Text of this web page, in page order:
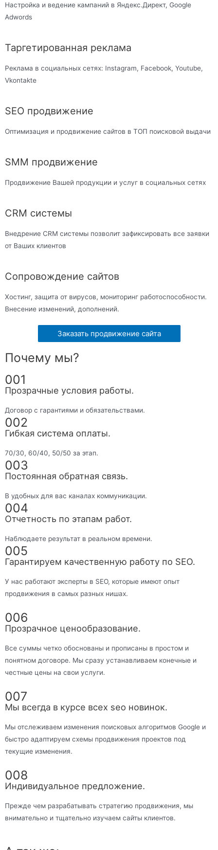
Настройка и ведение кампаний в Яндекс.Директ, Google
Adwords
Таргетированная реклама
Реклама в социальных сетях: Instagram, Facebook, Youtube,
Vkontakte
SEO продвижение
Оптимизация и продвижение сайтов в ТОП поисковой выдачи
SMM продвижение
Продвижение Вашей продукции и услуг в социальных сетях
CRM системы
Внедрение CRM системы позволит зафиксировать все заявки
от Ваших клиентов
Сопровождение сайтов
Хостинг, защита от вирусов, мониторинг работоспособности.
Внесение изменений, дополнений.
Заказать продвижение сайта
Почему мы?
001
Прозрачные условия работы.
Договор с гарантиями и обязательствами.
002
Гибкая система оплаты.
70/30, 60/40, 50/50 за этап.
003
Постоянная обратная связь.
В удобных для вас каналах коммуникации.
004
Отчетность по этапам работ.
Наблюдаете результат в реальном времени.
005
Гарантируем качественную работу по SEO.
У нас работают эксперты в SEO, которые имеют опыт
продвижения в самых разных нишах.
006
Прозрачное ценообразование.
Все суммы четко обоснованы и прописаны в простом и
понятном договоре. Мы сразу устанавливаем конечные и
честные цены на свои услуги.
007
Мы всегда в курсе всех seo новинок.
Мы отслеживаем изменения поисковых алгоритмов Google и
быстро адаптируем схемы продвижения проектов под
текущие изменения.
008
Индивидуальное предложение.
Прежде чем разрабатывать стратегию продвижения, мы
внимательно и тщательно изучаем сайты клиентов.